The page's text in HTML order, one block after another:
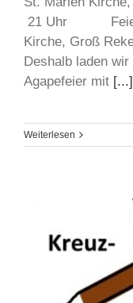
21 Uhr Feier
Kirche, Groß
Deshalb laden
Agapefeier mit [...]
Weiterlesen